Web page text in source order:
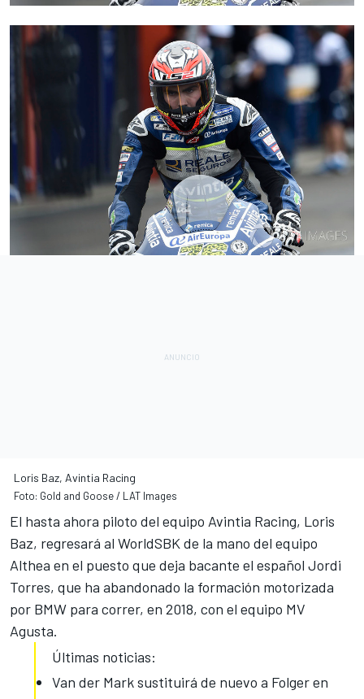
Loris Baz, Avintia Racing
Foto: Gold and Goose / LAT Images
El hasta ahora piloto del equipo Avintia Racing, Loris
Baz, regresará al WorldSBK de la mano del equipo
Althea en el puesto que deja bacante el español Jordi
Torres, que ha abandonado la formación motorizada
por BMW para correr, en 2018, con el equipo MV
Agusta.
Últimas noticias:
Van der Mark sustituirá de nuevo a Folger en